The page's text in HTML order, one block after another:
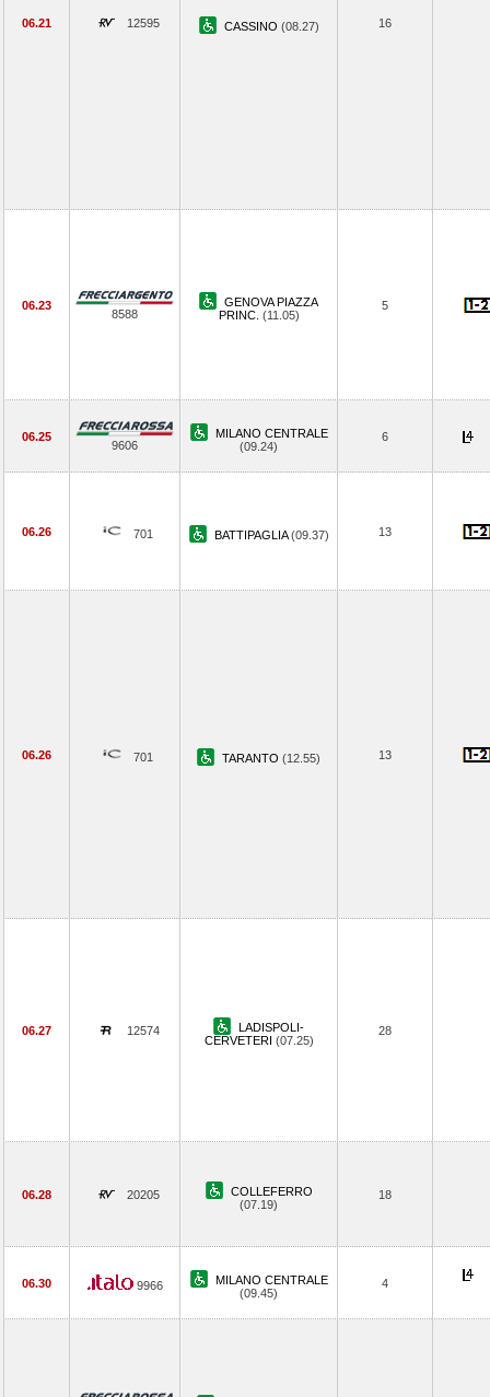
06.21 12595 CASSINO (08.27) 16
06.23
8588
GENOVA PIAZZA
PRINC. (11.05)
5
06.25
9606
MILANO CENTRALE
(09.24)
6
06.26 701 BATTIPAGLIA(09.37) 13
06.26 701 TARANTO (12.55) 13
06.27 12574
LADISPOLI-
CERVETERI (07.25)
28
06.28 20205
COLLEFERRO
(07.19)
18
06.30 9966
MILANO CENTRALE
(09.45)
4